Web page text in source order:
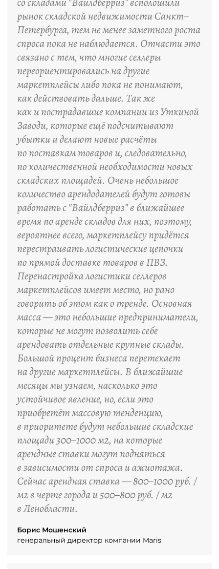
рынок складской недвижимости Санкт–
Петербурга, тем не менее заметного роста
спроса пока не наблюдается. Отчасти это
связано с тем, что многие селлеры
переориентировались на другие
маркетплейсы либо пока не понимают,
как действовать дальше. Так же
как и пострадавшие компании из Уткиной
Заводи, которые ещё подсчитывают
убытки и делают новые расчёты
по поставкам товаров и, следовательно,
по количественной необходимости новых
складских площадей. Очень небольшое
количество арендодателей будут готовы
работать с "Вайлдберриз" в ближайшее
время по аренде складов для них, поэтому,
вероятнее всего, маркетплейсу придётся
перестраивать логистические цепочки
по прямой доставке товаров в ПВЗ.
Перенастройка логистики селлеров
маркетплейсов имеет место, но рано
говорить об этом как о тренде. Основная
масса — это небольшие предприниматели,
которые не могут позволить себе
арендовать отдельные крупные склады.
Большой процент бизнеса перетекает
на другие маркетплейсы. В ближайшие
месяцы мы узнаем, насколько это
устойчивое явление, но, если это
приобретёт массовую тенденцию,
в приоритете будут небольшие складские
площади 300–1000 м2, на которые
арендные ставки могут подняться
в зависимости от спроса и ажиотажа.
Сейчас арендная ставка — 800–1000 руб. /
м2 в черте города и 500–800 руб. / м2
в Ленобласти.
Борис Мошенский
генеральный директор компании Maris